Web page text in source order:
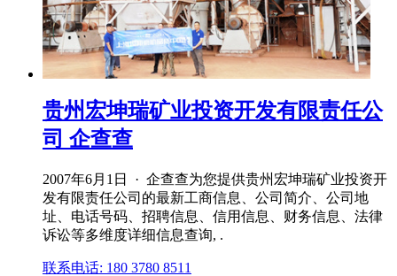
贵州宏坤瑞矿业投资开发有限责任公
司 企查查
2007年6月1日 · 企查查为您提供贵州宏坤瑞矿业投资开
发有限责任公司的最新工商信息、公司简介、公司地
址、电话号码、招聘信息、信用信息、财务信息、法律
诉讼等多维度详细信息查询, .
联系电话: 180 3780 8511